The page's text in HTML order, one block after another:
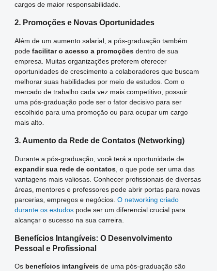
cargos de maior responsabilidade.
2. Promoções e Novas Oportunidades
Além de um aumento salarial, a pós-graduação também
pode facilitar o acesso a promoçõesdentro de sua
empresa. Muitas organizações preferem oferecer
oportunidades de crescimento a colaboradores que buscam
melhorar suas habilidades por meio de estudos. Com o
mercado de trabalho cada vez mais competitivo, possuir
uma pós-graduação pode ser o fator decisivo para ser
escolhido para uma promoção ou para ocupar um cargo
mais alto.
3. Aumento da Rede de Contatos (Networking)
Durante a pós-graduação, você terá a oportunidade de
expandir sua rede de contatos, o que pode ser uma das
vantagens mais valiosas. Conhecer profissionais de diversas
áreas, mentores e professores pode abrir portas para novas
parcerias, empregos e negócios. O networking criado
durante os estudospode ser um diferencial crucial para
alcançar o sucesso na sua carreira.
Benefícios Intangíveis: O Desenvolvimento
Pessoal e Profissional
Os benefícios intangíveisde uma pós-graduação são